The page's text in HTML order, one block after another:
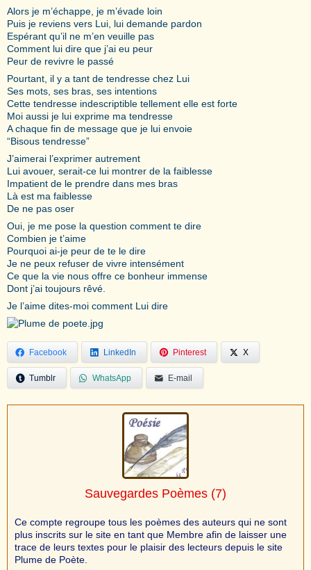
Alors je m’échappe, je m’évade loin
Puis je reviens vers Lui, lui demande pardon
Espérant qu’il ne m’en veuille pas
Comment lui dire que j’ai eu peur
Peur de revivre le passé
Pourtant, il y a tant de tendresse chez Lui
Ses mots, ses bras, ses intentions
Cette tendresse indescriptible tellement elle est forte
Moi aussi je lui exprime ma tendresse
A chaque fin de message que je lui envoie
“Bisous tendresse”
J’aimerai l’exprimer autrement
Lui avouer, serait-ce lui montrer de la faiblesse
Impatient de le prendre dans mes bras
Là est ma faiblesse
De ne pas oser
Oui, je me pose la question comment te dire
Combien je t’aime
Pourquoi ai-je peur de te le dire
Je ne peux refuser de vivre intensément
Ce que la vie nous offre ce bonheur immense
Dont j’ai toujours rêvé.
Je l’aime dites-moi comment Lui dire
Facebook LinkedIn Pinterest X
Tumblr WhatsApp E-mail
Sauvegardes Poèmes (7)
Ce compte regroupe tous les poèmes des auteurs qui ne sont
plus inscrits sur le site en tant que Membre afin de laisser une
trace de leurs textes pour le plaisir des lecteurs depuis le site
Plume de Poète.